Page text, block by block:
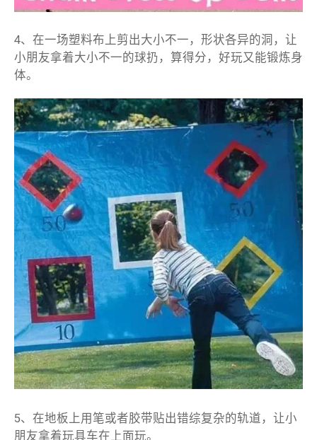
4、在一场塑料布上剪出大小不一，形状各异的洞，让
小朋友拿着大小不一的球扔，算得分，好玩又能锻炼身
体。
5、在地板上用笔或者胶带贴出错综复杂的轨道，让小
朋友拿着玩具车在上面玩。